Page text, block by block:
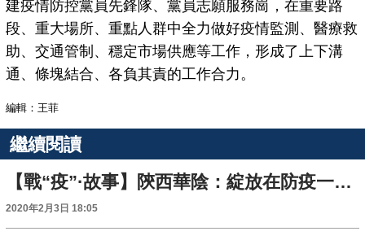
建疫情防控黨員先鋒隊、黨員志願服務崗，在重要路
段、重大場所、重點人群中全力做好疫情監測、醫療救
助、交通管制、穩定市場供應等工作，形成了上下溝
通、條塊結合、各負其責的工作合力。
編輯：王菲
繼續閱讀
【戰“疫”·故事】陝西華陰：綻放在防疫一線的2000朵 “鏗鏘玫瑰”
2020年2月3日 18:05